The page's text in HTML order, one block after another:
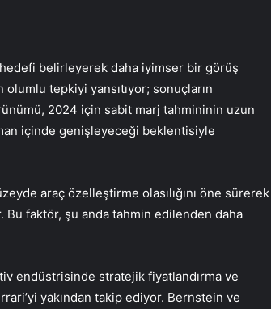
belirleyerek daha iyimser bir görüş
tepkiyi yansıtıyor; sonuçların
2024 için sabit marj tahmininin uzun
içinde genişleyeceği beklentisiyle
araç özelleştirme olasılığını öne sürerek
faktör, şu anda tahmin edilenden daha
endüstrisinde stratejik fiyatlandırma ve
yakından takip ediyor. Bernstein ve